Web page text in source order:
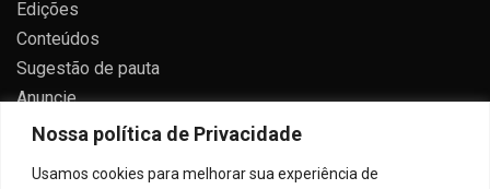
Nossa política de Privacidade
Usamos cookies para melhorar sua experiência de
Edições
Conteúdos
Sugestão de pauta
Anuncie
Contato